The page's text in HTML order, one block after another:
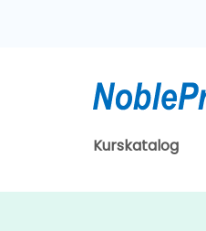
Kurskatalog